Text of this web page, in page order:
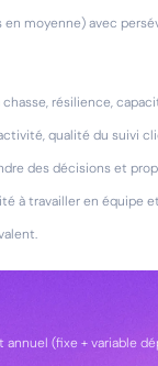
moyenne) avec
résilience,
qualité du suivi
des décisions et
à travailler en équipe
(fixe + variable